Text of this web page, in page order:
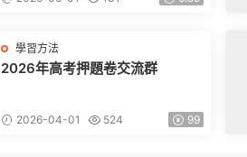
學習方法
2026年高考押題卷交流群
2026-04-01 524 99